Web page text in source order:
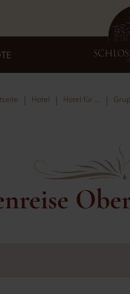
Hotel Hotel für …